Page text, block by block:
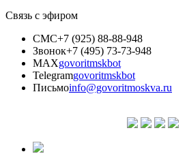
Связь с эфиром
СМС+7 (925) 88-88-948
Звонок+7 (495) 73-73-948
MAXgovoritmskbot
Telegramgovoritmskbot
Письмоinfo@govoritmoskva.ru